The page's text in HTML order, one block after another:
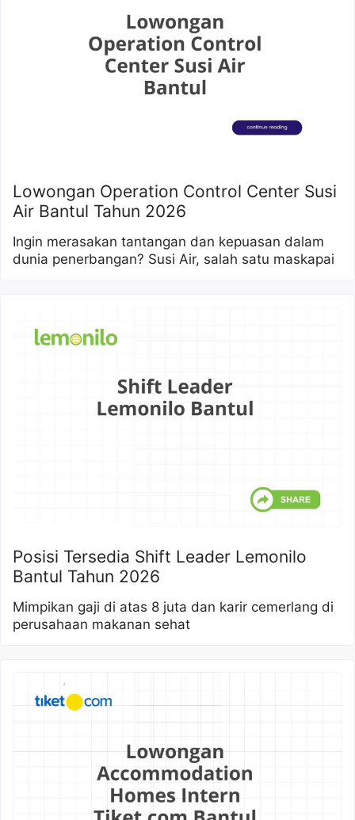
Lowongan Operation Control Center Susi
Air Bantul Tahun 2026
Ingin merasakan tantangan dan kepuasan dalam
dunia penerbangan? Susi Air, salah satu maskapai
Posisi Tersedia Shift Leader Lemonilo
Bantul Tahun 2026
Mimpikan gaji di atas 8 juta dan karir cemerlang di
perusahaan makanan sehat